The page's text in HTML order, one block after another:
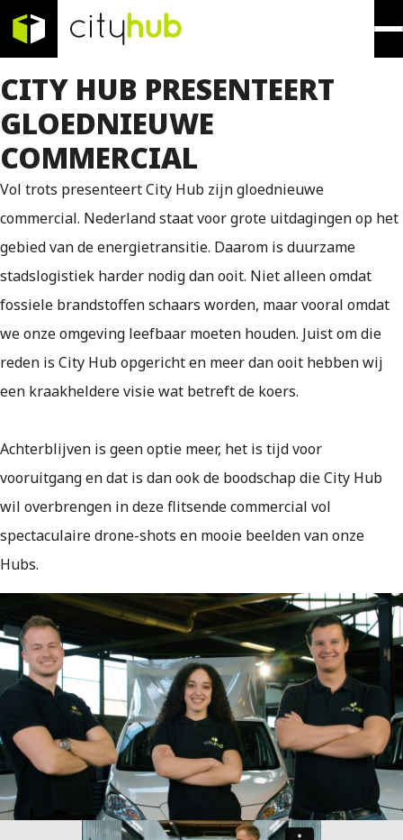
CITY HUB PRESENTEERT
GLOEDNIEUWE
COMMERCIAL
Vol trots presenteert City Hub zijn gloednieuwe
commercial. Nederland staat voor grote uitdagingen op het
gebied van de energietransitie. Daarom is duurzame
stadslogistiek harder nodig dan ooit. Niet alleen omdat
fossiele brandstoffen schaars worden, maar vooral omdat
we onze omgeving leefbaar moeten houden. Juist om die
reden is City Hub opgericht en meer dan ooit hebben wij
een kraakheldere visie wat betreft de koers.
Achterblijven is geen optie meer, het is tijd voor
vooruitgang en dat is dan ook de boodschap die City Hub
wil overbrengen in deze flitsende commercial vol
spectaculaire drone-shots en mooie beelden van onze
Hubs.